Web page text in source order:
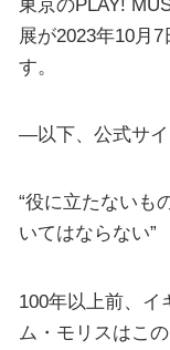
展が2023年10月
す。
—以下、公式サ
“役に立たないも
いてはならない”
100年以上前、イ
ム・モリスはこ